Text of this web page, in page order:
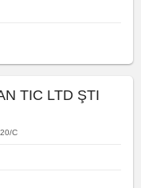
TIC LTD ŞTI
C